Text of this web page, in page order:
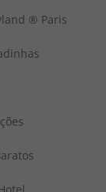
® Paris